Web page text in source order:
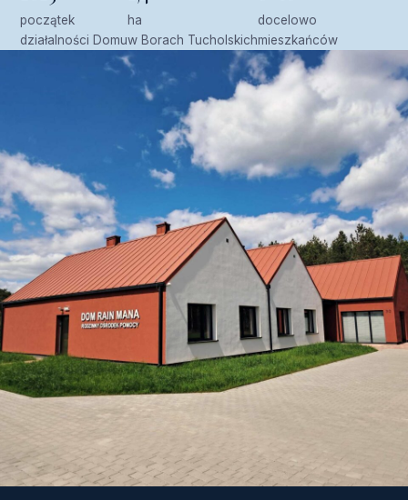
początek
działalności Domu
ha
w Borach Tucholskich
docelowo
mieszkańców